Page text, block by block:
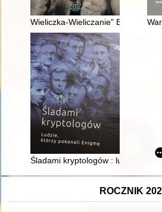
Wieliczka-Wieliczanie" Bis! :
Śladami kryptologów : ludzie,
ROCZNIK